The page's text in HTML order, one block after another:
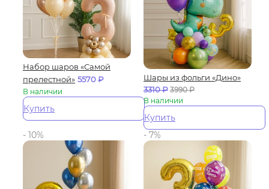
Набор шаров «Самой
прелестной» 5570₽
В наличии
Купить
Шары из фольги «Дино»
3310₽ 3990₽
В наличии
Купить
- 10%
- 7%